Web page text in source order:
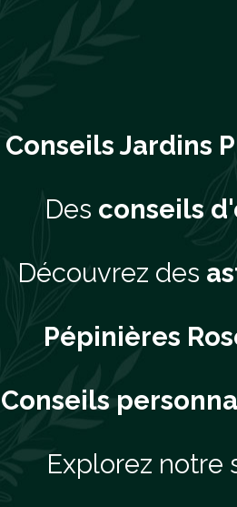
Conseils Jardins
Des conseils
Découvrez des
Pépinières
Conseils
Explorez notre